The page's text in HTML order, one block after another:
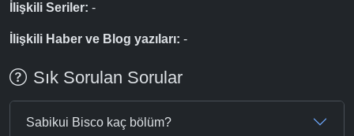
İlişkili Seriler: -
İlişkili Haber ve Blog yazıları: -
Sık Sorulan Sorular
Sabikui Bisco kaç bölüm?